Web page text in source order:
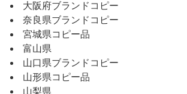
大阪府ブランドコピー
奈良県ブランドコピー
宮城県コピー品
富山県
山口県ブランドコピー
山形県コピー品
山梨県